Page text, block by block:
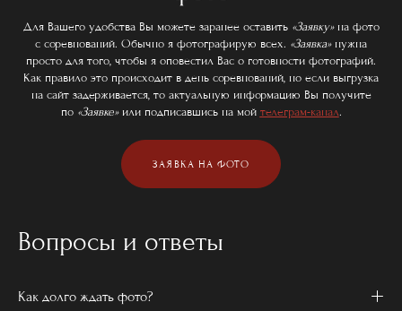
Для Вашего удобства Вы можете заранее оставить «Заявку»на фото
с соревнований. Обычно я фотографирую всех. «Заявка»нужна
просто для того, чтобы я оповестил Вас о готовности фотографий.
Как правило это происходит в день соревнований, но если выгрузка
на сайт задерживается, то актуальную информацию Вы получите
по «Заявке»или подписавшись на мой телеграм-канал.
ЗАЯВКА НА ФОТО
Вопросы и ответы
Как долго ждать фото?